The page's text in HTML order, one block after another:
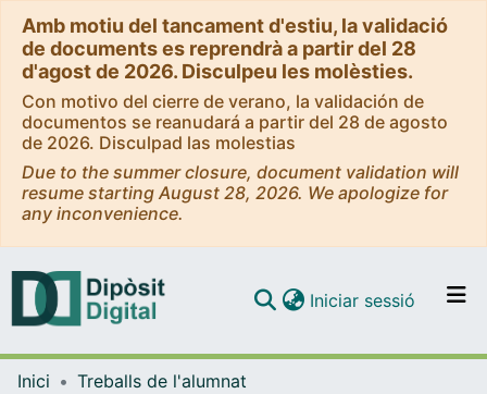
Amb motiu del tancament d'estiu, la validació
de documents es reprendrà a partir del 28
d'agost de 2026. Disculpeu les molèsties.
Con motivo del cierre de verano, la validación de
documentos se reanudará a partir del 28 de agosto
de 2026. Disculpad las molestias
Due to the summer closure, document validation will
resume starting August 28, 2026. We apologize for
any inconvenience.
Navega per tot el DD
Iniciar sessió (current)
Inici
Treballs de l'alumnat